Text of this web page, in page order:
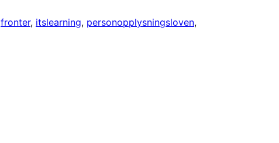
fronter, itslearning, personopplysningsloven